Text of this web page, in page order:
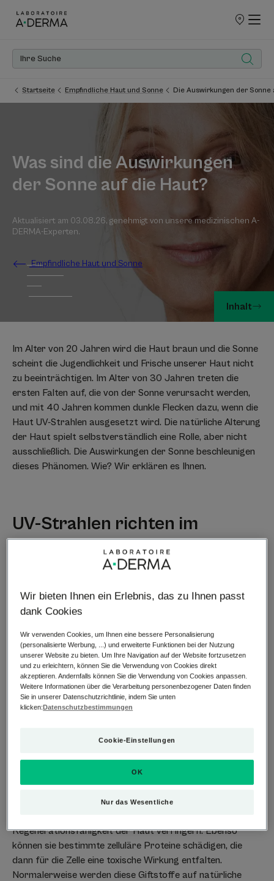
UNSERE
Startseite Empfindliche Haut und Sonne Die Auswirkungen der Sonne
Was sind die Auswirkungen
der Sonne auf die Haut?
Aktualisiert am 03.08.26, genehmigt von unsere medizinischen A-
DERMA-Experten.
Empfindliche Haut und Sonne
Inhalt
Im Alter von 20 Jahren wird die Haut braun und die Sonne
scheint die Jugendlichkeit und Frische unserer Haut nicht
zu beeinträchtigen. Im Alter von 30 Jahren treten die
ersten Falten auf, die von der Sonne verursacht werden,
und mit 40 Jahren kommen dunkle Flecken dazu, wenn die
Haut UV-Strahlen ausgesetzt wird. Die natürliche Alterung
der Haut spielt selbstverständlich eine Rolle, aber nicht
ausschließlich. Die Auswirkungen der Sonne beschleunigen
dieses Phänomen. Wie? Wir erklären es Ihnen.
UV-Strahlen richten im
Zellkern regelrechte
Verwüstungen an
Fast 90 % der UVB- und 80 % der UVA-Strahlen werden
auf natürliche Weise von der Haut abgeblockt, aber der
nach Person – mehr oder weniger tief ein. Wenn
ultraviolette Strahlen die Zellen erreichen, bewirken sie
oxidativen Stress, der durch freie Radikale verursacht
wird. Normalerweise wird dieser oxidative Stress durch
natürliche Regulationsmechanismen korrigiert. Mit
zunehmendem Alter und bei längerer Exposition
dieser Mechanismus jedoch außer Kraft gesetzt und die
freien Radikale nehmen zu.
Die unmittelbare Folge dieses oxidativen Stresses ist eine
Veränderung des Gesundheitszustandes der Zellen. So
können UVA-Strahlen beispielsweise die Zellteilung
Regenerationsfähigkeit der Haut verringern. Ebenso
können sie bestimmte zelluläre Proteine schädigen, die
dann für die Zelle eine toxische Wirkung entfalten.
Normalerweise werden diese Giftstoffe auf natürliche
Wir bieten Ihnen ein Erlebnis, das zu Ihnen passt
dank Cookies
Wir verwenden Cookies, um Ihnen eine bessere Personalisierung
(personalisierte Werbung, ...) und erweiterte Funktionen bei der Nutzung
unserer Website zu bieten. Um Ihre Navigation auf der Website fortzusetzen
und zu erleichtern, können Sie die Verwendung von Cookies direkt
akzeptieren. Andernfalls können Sie die Verwendung von Cookies anpassen.
Weitere Informationen über die Verarbeitung personenbezogener Daten finden
Sie in unserer Datenschutzrichtlinie, indem Sie unten
klicken:Datenschutzbestimmungen
Cookie-Einstellungen
Nur das Wesentliche
OK